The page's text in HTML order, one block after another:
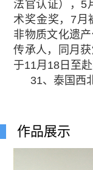
法官认证），5
术奖金奖，7月
非物质文化遗
传承人，同月
于11月18日至
31、泰国西
作品展示